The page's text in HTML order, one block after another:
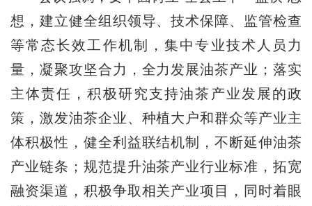
想，建立健全组织领导、技术保障、监管检查
等常态长效工作机制，集中专业技术人员力
量，凝聚攻坚合力，全力发展油茶产业；落实
主体责任，积极研究支持油茶产业发展的政
策，激发油茶企业、种植大户和群众等产业主
体积极性，健全利益联结机制，不断延伸油茶
产业链条；规范提升油茶产业行业标准，拓宽
融资渠道，积极争取相关产业项目，同时着眼